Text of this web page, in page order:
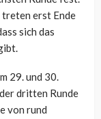
erst Ende
sich das
29. und 30.
dritten Runde
von rund